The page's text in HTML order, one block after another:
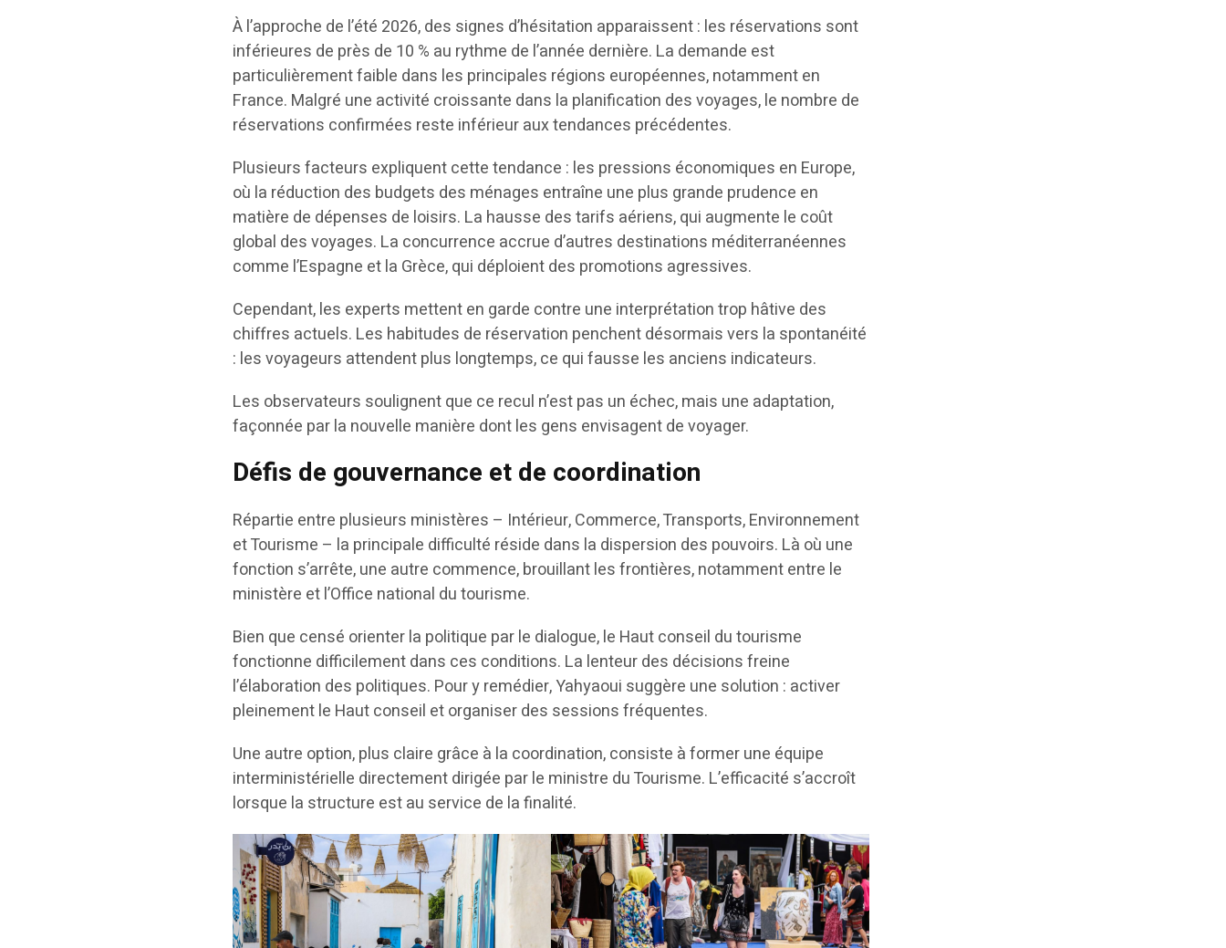
À l’approche de l’été 2026, des signes d’hésitation apparaissent : les réservations sont
inférieures de près de 10 % au rythme de l’année dernière. La demande est
particulièrement faible dans les principales régions européennes, notamment en
France. Malgré une activité croissante dans la planification des voyages, le nombre de
réservations confirmées reste inférieur aux tendances précédentes.
Plusieurs facteurs expliquent cette tendance : les pressions économiques en Europe,
où la réduction des budgets des ménages entraîne une plus grande prudence en
matière de dépenses de loisirs. La hausse des tarifs aériens, qui augmente le coût
global des voyages. La concurrence accrue d’autres destinations méditerranéennes
comme l’Espagne et la Grèce, qui déploient des promotions agressives.
Cependant, les experts mettent en garde contre une interprétation trop hâtive des
chiffres actuels. Les habitudes de réservation penchent désormais vers la spontanéité
: les voyageurs attendent plus longtemps, ce qui fausse les anciens indicateurs.
Les observateurs soulignent que ce recul n’est pas un échec, mais une adaptation,
façonnée par la nouvelle manière dont les gens envisagent de voyager.
Défis de gouvernance et de coordination
Répartie entre plusieurs ministères – Intérieur, Commerce, Transports, Environnement
et Tourisme – la principale difficulté réside dans la dispersion des pouvoirs. Là où une
fonction s’arrête, une autre commence, brouillant les frontières, notamment entre le
ministère et l’Office national du tourisme.
Bien que censé orienter la politique par le dialogue, le Haut conseil du tourisme
fonctionne difficilement dans ces conditions. La lenteur des décisions freine
l’élaboration des politiques. Pour y remédier, Yahyaoui suggère une solution : activer
pleinement le Haut conseil et organiser des sessions fréquentes.
Une autre option, plus claire grâce à la coordination, consiste à former une équipe
interministérielle directement dirigée par le ministre du Tourisme. L’efficacité s’accroît
lorsque la structure est au service de la finalité.